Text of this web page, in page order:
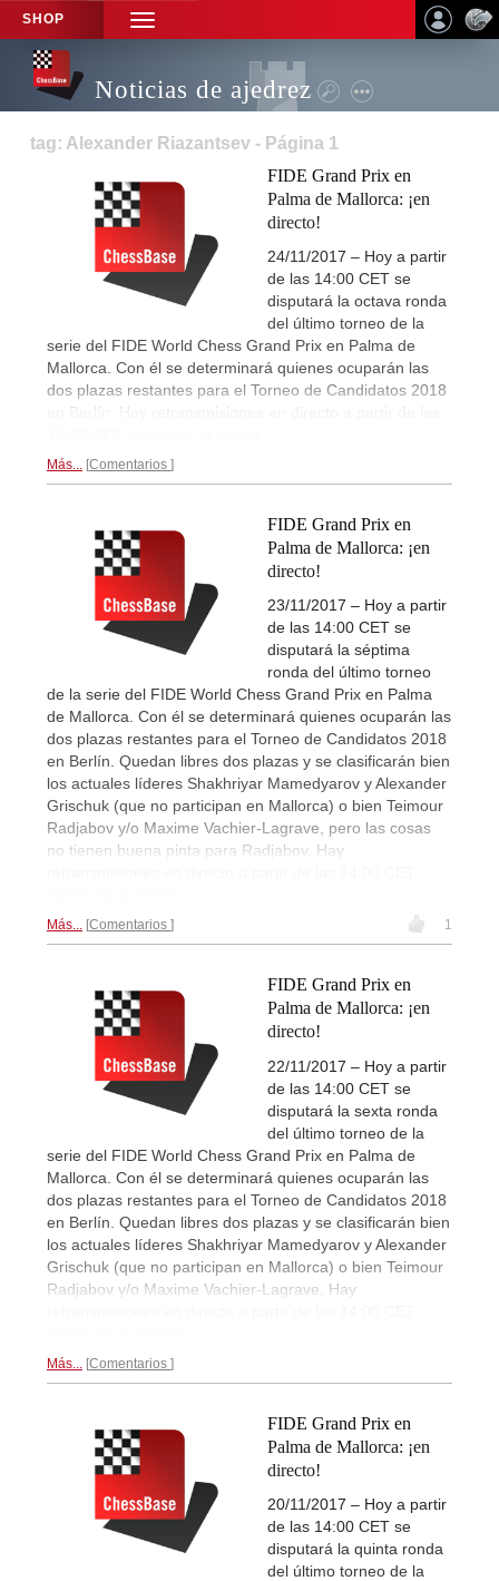
SHOP
TOGGLE
NAVIGATION
Noticias de ajedrez
tag: Alexander Riazantsev - Página 1
FIDE Grand Prix en
Palma de Mallorca: ¡en
directo!
24/11/2017 – Hoy a partir
de las 14:00 CET se
disputará la octava ronda
del último torneo de la
serie del FIDE World Chess Grand Prix en Palma de
Mallorca. Con él se determinará quienes ocuparán las
dos plazas restantes para el Torneo de Candidatos 2018
en Berlín. Hay retransmisiones en directo a partir de las
Más... Comentarios
FIDE Grand Prix en
Palma de Mallorca: ¡en
directo!
23/11/2017 – Hoy a partir
de las 14:00 CET se
disputará la séptima
ronda del último torneo
de la serie del FIDE World Chess Grand Prix en Palma
de Mallorca. Con él se determinará quienes ocuparán las
dos plazas restantes para el Torneo de Candidatos 2018
en Berlín. Quedan libres dos plazas y se clasificarán bien
los actuales líderes Shakhriyar Mamedyarov y Alexander
Grischuk (que no participan en Mallorca) o bien Teimour
Radjabov y/o Maxime Vachier-Lagrave, pero las cosas
no tienen buena pinta para Radjabov. Hay
Más... Comentarios 1
FIDE Grand Prix en
Palma de Mallorca: ¡en
directo!
22/11/2017 – Hoy a partir
de las 14:00 CET se
disputará la sexta ronda
del último torneo de la
serie del FIDE World Chess Grand Prix en Palma de
Mallorca. Con él se determinará quienes ocuparán las
dos plazas restantes para el Torneo de Candidatos 2018
en Berlín. Quedan libres dos plazas y se clasificarán bien
los actuales líderes Shakhriyar Mamedyarov y Alexander
Grischuk (que no participan en Mallorca) o bien Teimour
Radjabov y/o Maxime Vachier-Lagrave. Hay
Más... Comentarios
FIDE Grand Prix en
Palma de Mallorca: ¡en
directo!
20/11/2017 – Hoy a partir
de las 14:00 CET se
disputará la quinta ronda
del último torneo de la